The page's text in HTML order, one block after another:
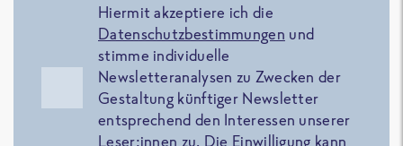
Hiermit akzeptiere ich die
Datenschutzbestimmungen und
stimme individuelle
Newsletteranalysen zu Zwecken der
Gestaltung künftiger Newsletter
entsprechend den Interessen unserer
Leser:innen zu. Die Einwilligung kann